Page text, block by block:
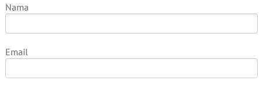
Nama
Email